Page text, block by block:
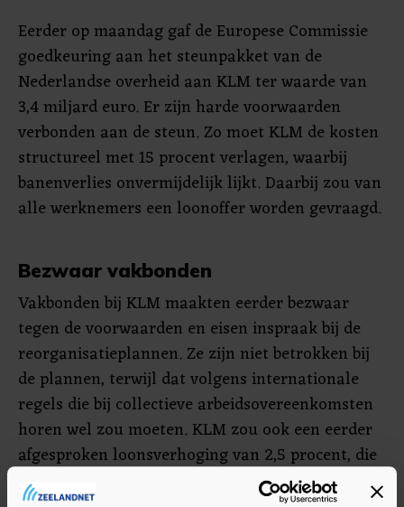
Eerder op maandag gaf de Europese Commissie
goedkeuring aan het steunpakket van de
Nederlandse overheid aan KLM ter waarde van
3,4 miljard euro. Er zijn harde voorwaarden
verbonden aan de steun. Zo moet KLM de kosten
structureel met 15 procent verlagen, waarbij
banenverlies onvermijdelijk lijkt. Daarbij zou van
alle werknemers een loonoffer worden gevraagd.
Bezwaar vakbonden
Vakbonden bij KLM maakten eerder bezwaar
tegen de voorwaarden en eisen inspraak bij de
reorganisatieplannen. Ze zijn niet betrokken bij
de plannen, terwijl dat volgens internationale
regels die bij collectieve arbeidsovereenkomsten
horen wel zou moeten. KLM zou ook een eerder
afgesproken loonsverhoging van 2,5 procent, die
per 1 augustus zou worden doorgevoerd, tot